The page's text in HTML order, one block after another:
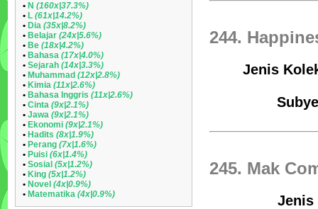
• N (160x|37.3%)
• L (61x|14.2%)
• Dia (35x|8.2%)
• Belajar (24x|5.6%)
• Be (18x|4.2%)
• Bahasa (17x|4.0%)
• Sejarah (14x|3.3%)
• Muhammad (12x|2.8%)
• Kimia (11x|2.6%)
• Bahasa Inggris (11x|2.6%)
• Cinta (9x|2.1%)
• Jawa (9x|2.1%)
• Ekonomi (9x|2.1%)
• Hadits (8x|1.9%)
• Perang (7x|1.6%)
• Puisi (6x|1.4%)
• Sosial (5x|1.2%)
• King (5x|1.2%)
• Novel (4x|0.9%)
• Matematika (4x|0.9%)
244.
Jenis
245. Mak
Jenis